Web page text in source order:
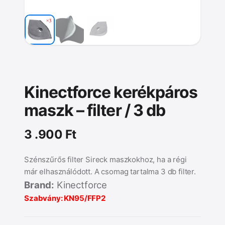
Kinectforce kerékpáros
maszk – filter / 3 db
3 .900 Ft
Szénszűrős filter Sireck maszkokhoz, ha a régi
már elhasználódott. A csomag tartalma 3 db filter.
Brand: Kinectforce
Szabvány: KN95/FFP2